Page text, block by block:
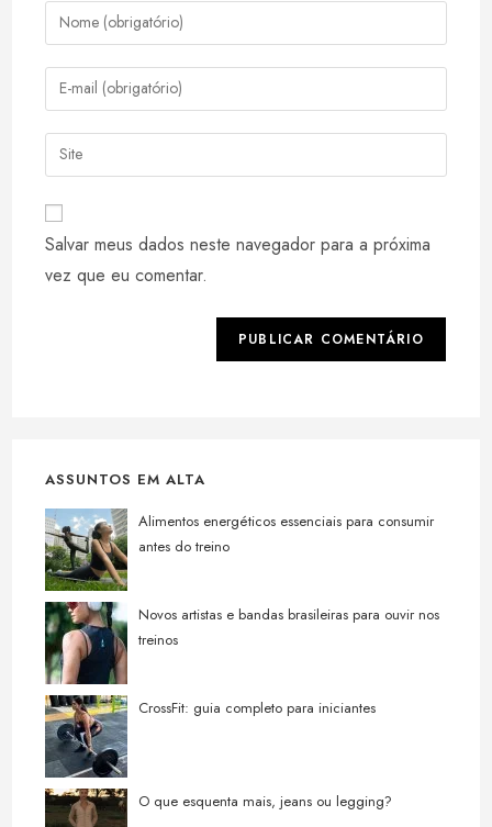
Digite
seu
nome
ou
de
usuário
para
comentar
Digite
seu
endereço
de
mail
para
comentar
Digite
o
URL
do
seu
site
Salvar meus dados neste navegador para a próxima
vez que eu comentar.
ASSUNTOS EM ALTA
Alimentos energéticos essenciais para consumir
antes do treino
Novos artistas e bandas brasileiras para ouvir nos
treinos
CrossFit: guia completo para iniciantes
O que esquenta mais, jeans ou legging?